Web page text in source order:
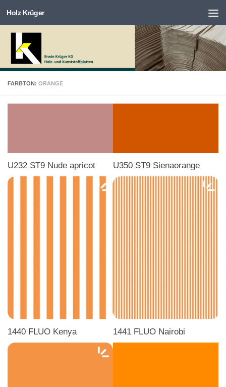
Zum Inhalt springen
Holz Krüger
FARBTON: ORANGE
U232 ST9 Nude apricot U350 ST9 Sienaorange
1440 FLUO Kenya 1441 FLUO Nairobi